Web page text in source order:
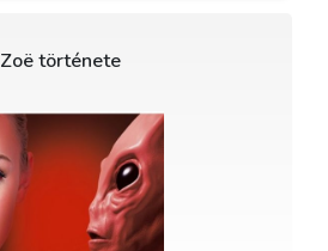
Zoë története